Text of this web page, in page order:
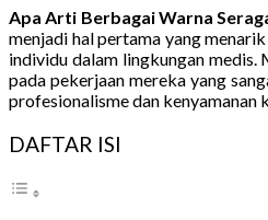
Apa Arti Berbagai Warna
menjadi hal pertama yang
individu dalam lingkungan
pada pekerjaan mereka yang
profesionalisme dan kenyamanan
DAFTAR ISI